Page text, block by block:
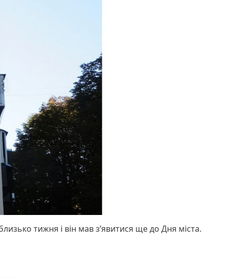
тижня і він мав з’явитися ще до Дня міста.